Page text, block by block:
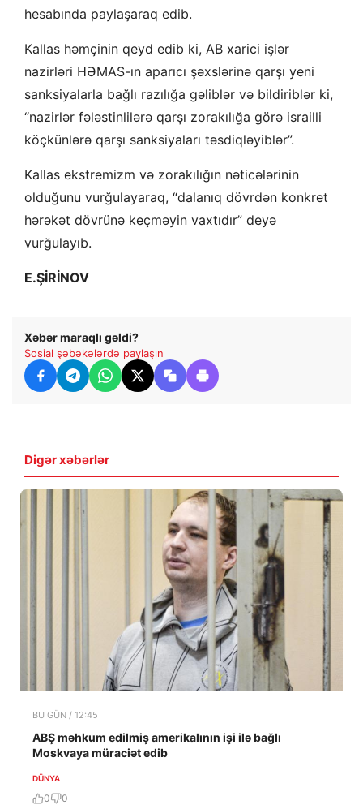
hesabında paylaşaraq edib.
Kallas həmçinin qeyd edib ki, AB xarici işlər
nazirləri HƏMAS-ın aparıcı şəxslərinə qarşı yeni
sanksiyalarla bağlı razılığa gəliblər və bildiriblər ki,
“nazirlər fələstinlilərə qarşı zorakılığa görə israilli
köçkünlərə qarşı sanksiyaları təsdiqləyiblər”.
Kallas ekstremizm və zorakılığın nəticələrinin
olduğunu vurğulayaraq, “dalanıq dövrdən konkret
hərəkət dövrünə keçməyin vaxtıdır” deyə
vurğulayıb.
E.ŞİRİNOV
Xəbər maraqlı gəldi?
Sosial şəbəkələrdə paylaşın
Digər xəbərlər
BU GÜN / 12:45
ABŞ məhkum edilmiş amerikalının işi ilə bağlı
Moskvaya müraciət edib
DÜNYA
0 0